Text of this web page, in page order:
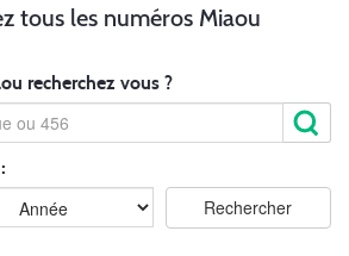
tous les numéros Miaou
recherchez vous ?